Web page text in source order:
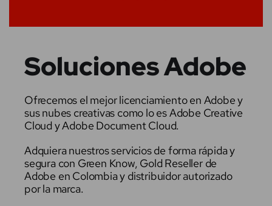
Soluciones Adobe
Ofrecemos el mejor licenciamiento en Adobe y
sus nubes creativas como lo es Adobe Creative
Cloud y Adobe Document Cloud.
Adquiera nuestros servicios de forma rápida y
segura con Green Know, Gold Reseller de
Adobe en Colombia y distribuidor autorizado
por la marca.